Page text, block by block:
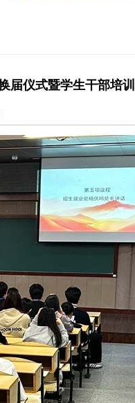
届仪式暨学生干部培